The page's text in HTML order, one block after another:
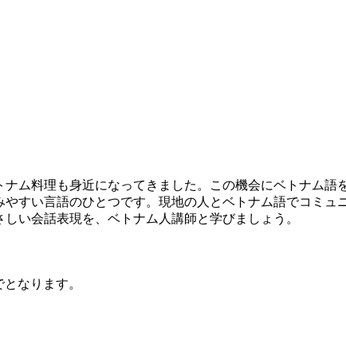
ム料理も身近になってきました。この機会にベトナム語
すい言語のひとつです。現地の人とベトナム語でコミ
い会話表現を、ベトナム人講師と学びましょう。
なります。